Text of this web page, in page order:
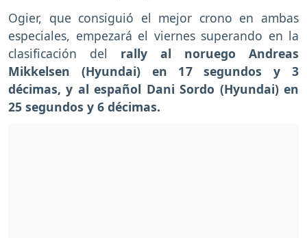
Ogier, que consiguió el mejor crono en ambas
especiales, empezará el viernes superando en la
clasificación del rally al noruego Andreas
Mikkelsen (Hyundai) en 17 segundos y 3
décimas, y al español Dani Sordo (Hyundai) en
25 segundos y 6 décimas.